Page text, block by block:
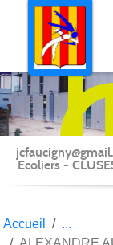
Ecoliers -
Accueil
Panneau de